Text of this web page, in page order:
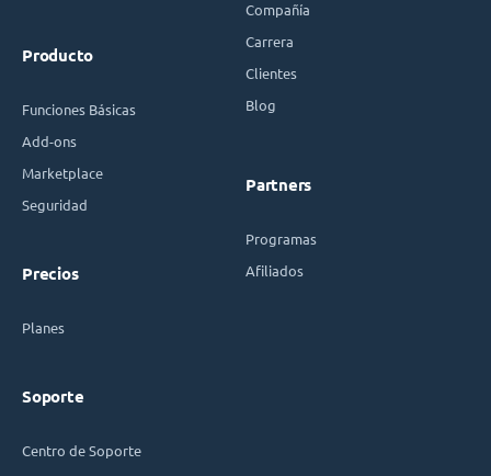
Producto
Funciones Básicas
Add-ons
Marketplace
Seguridad
Precios
Planes
Soporte
Centro de Soporte
Compañía
Carrera
Clientes
Blog
Partners
Programas
Afiliados